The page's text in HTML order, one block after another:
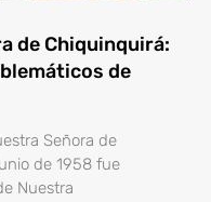
de Chiquinquirá:
de
Señora de
de 1958 fue
Nuestra